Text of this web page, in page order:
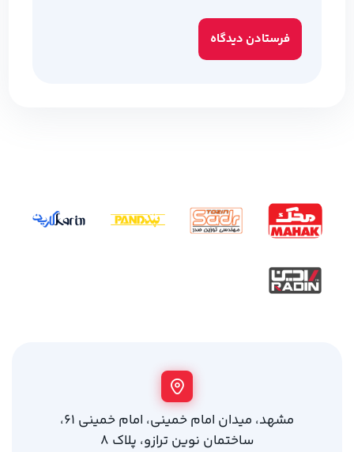
مشهد، میدان امام خمینی، امام خمینی 61،
ساختمان نوین ترازو، پلاک 8